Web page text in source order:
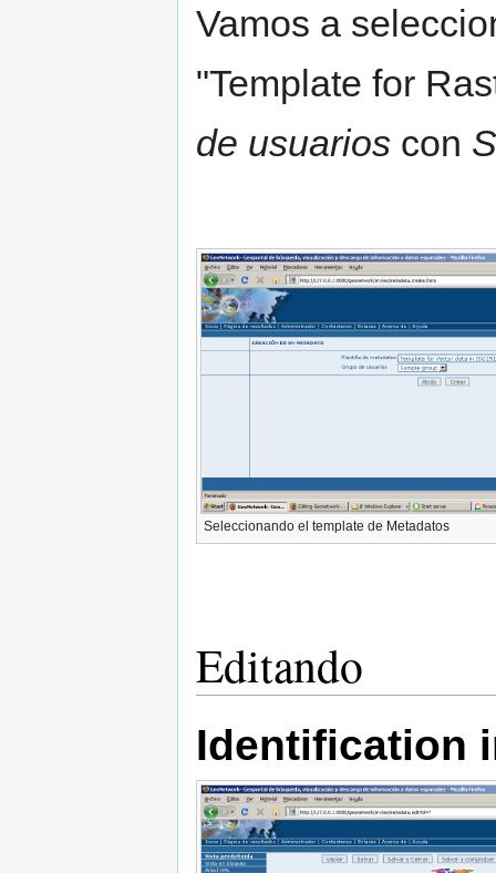
Vamos a
"Template for
de usuarios con
Seleccionando el template de Metadatos
Editando
Identification